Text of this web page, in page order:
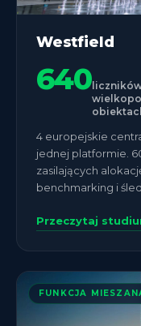
Westfield
640
4 europejskie
jednej platformie.
zasilających
benchmarking i
Przeczytaj
FUNKCJA